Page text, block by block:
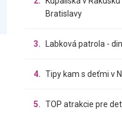
Bratislavy
3. Labková patrola -
4. Tipy kam s deťmi v
5. TOP atrakcie pre